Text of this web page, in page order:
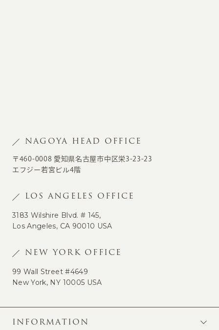
NAGOYA HEAD OFFICE
〒460-0008 愛知県名古屋市中区栄3-23-23
エフジー若宮ビル4階
LOS ANGELES OFFICE
3183 Wilshire Blvd. # 145,
Los Angeles, CA 90010 USA
NEW YORK OFFICE
99 Wall Street #4649
New York, NY 10005 USA
INFORMATION